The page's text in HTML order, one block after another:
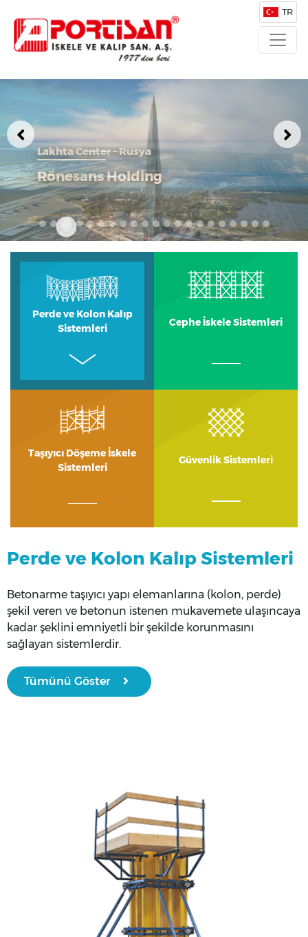
TR
İstanbul Airport - IGA
İstanbul Havalimanı
Perde ve Kolon Kalıp
Sistemleri
Cephe İskele Sistemleri
Taşıyıcı Döşeme İskele
Sistemleri
Güvenlik Sistemleri
Perde ve Kolon Kalıp Sistemleri
Betonarme taşıyıcı yapı elemanlarına (kolon, perde)
şekil veren ve betonun istenen mukavemete ulaşıncaya
kadar şeklini emniyetli bir şekilde korunmasını
sağlayan sistemlerdir.
Tümünü Göster